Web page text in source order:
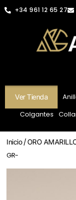
+34 961 12 65 27
Ver Tienda
Colgantes
Inicio/ORO
GR-